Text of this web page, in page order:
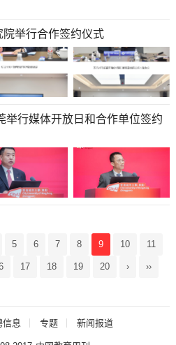
举行合作签约仪式
5 6 7 8 9 10 11
17 18 19 20 › ››
信息 专题 新闻报道